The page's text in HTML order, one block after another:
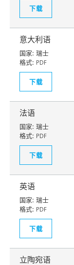
下载
意大利语
国家: 瑞士
格式: PDF
下载
法语
国家: 瑞士
格式: PDF
下载
英语
国家: 瑞士
格式: PDF
下载
立陶宛语